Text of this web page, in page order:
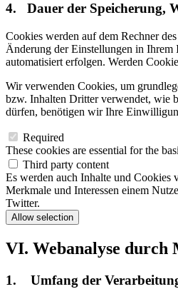
4. Dauer der Speicherung,
Cookies werden auf dem Rechner
Änderung der Einstellungen in Ihrem
automatisiert erfolgen. Werden
Wir verwenden Cookies, um
bzw. Inhalten Dritter verwendet, wie
dürfen, benötigen wir Ihre
Required
These cookies are essential for the
Third party content
Es werden auch Inhalte und Cookies
Merkmale und Interessen einem
Twitter.
Allow selection
VI. Webanalyse durch
1. Umfang der Verarbeitung